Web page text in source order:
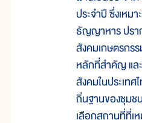
ประจำปี ซึ่งเห
ธัญญาหาร ปรา
สังคมเกษตรกร
หลักที่สำคัญ แล
สังคมในประเท
ถิ่นฐานของชุมช
เลือกสถานที่ที่เ